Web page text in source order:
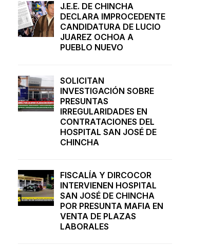
J.E.E. DE CHINCHA
DECLARA IMPROCEDENTE
CANDIDATURA DE LUCIO
JUAREZ OCHOA A
PUEBLO NUEVO
SOLICITAN
INVESTIGACIÓN SOBRE
PRESUNTAS
IRREGULARIDADES EN
CONTRATACIONES DEL
HOSPITAL SAN JOSÉ DE
CHINCHA
FISCALÍA Y DIRCOCOR
INTERVIENEN HOSPITAL
SAN JOSÉ DE CHINCHA
POR PRESUNTA MAFIA EN
VENTA DE PLAZAS
LABORALES